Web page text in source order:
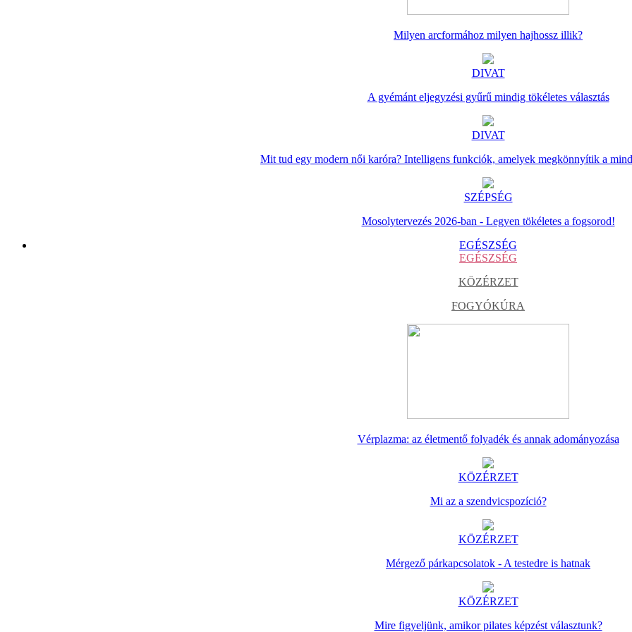
Milyen arcformához milyen hajhossz illik?
DIVAT
A gyémánt eljegyzési gyűrű mindig tökéletes választás
DIVAT
Mit tud egy modern női karóra? Intelligens funkciók, amelyek megkönnyítik a
SZÉPSÉG
Mosolytervezés 2026-ban - Legyen tökéletes a fogsorod!
EGÉSZSÉG
EGÉSZSÉG
KÖZÉRZET
FOGYÓKÚRA
Vérplazma: az életmentő folyadék és annak adományozása
KÖZÉRZET
Mi az a szendvicspozíció?
KÖZÉRZET
Mérgező párkapcsolatok - A testedre is hatnak
KÖZÉRZET
Mire figyeljünk, amikor pilates képzést választunk?